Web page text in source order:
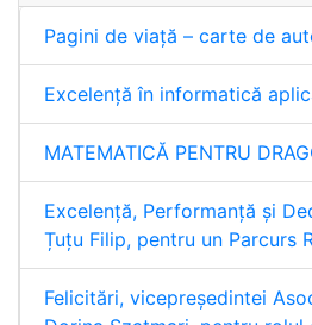
Pagini de viață – carte de
Excelență în informatică
MATEMATICĂ PENTRU
Excelență, Performanță și
Țuțu Filip, pentru un Parcurs
Felicitări, vicepreședintei